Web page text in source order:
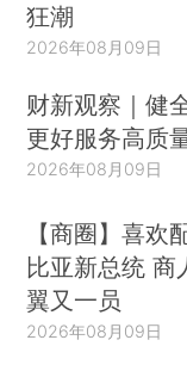
狂潮
2026年08月09日
财新观察｜健
更好服务高质
2026年08月09日
【商圈】喜欢
比亚新总统 商
翼又一员
2026年08月09日